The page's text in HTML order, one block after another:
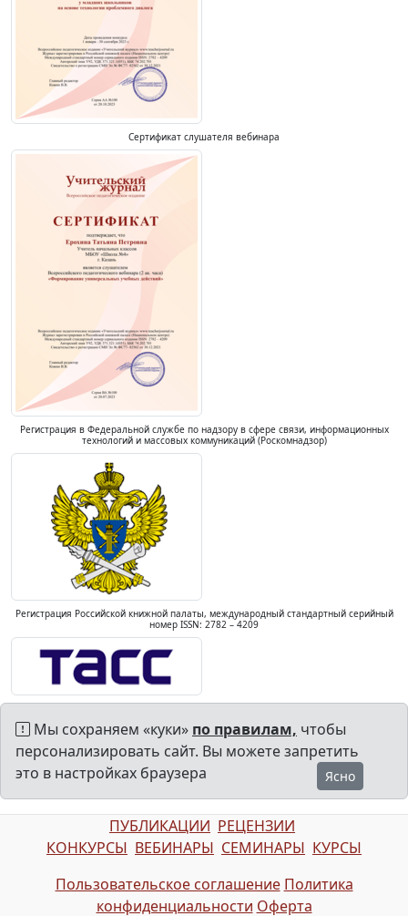
Сертификат слушателя вебинара
Регистрация в Федеральной службе по надзору в сфере связи, информационных
технологий и массовых коммуникаций (Роскомнадзор)
Регистрация Российской книжной палаты, международный стандартный серийный
номер ISSN: 2782 – 4209
Мы сохраняем «куки» по правилам, чтобы
персонализировать сайт. Вы можете запретить
это в настройках браузера
Ясно
ПУБЛИКАЦИИ РЕЦЕНЗИИ
КОНКУРСЫ ВЕБИНАРЫ СЕМИНАРЫ КУРСЫ
Пользовательское соглашение Политика
конфиденциальности Оферта